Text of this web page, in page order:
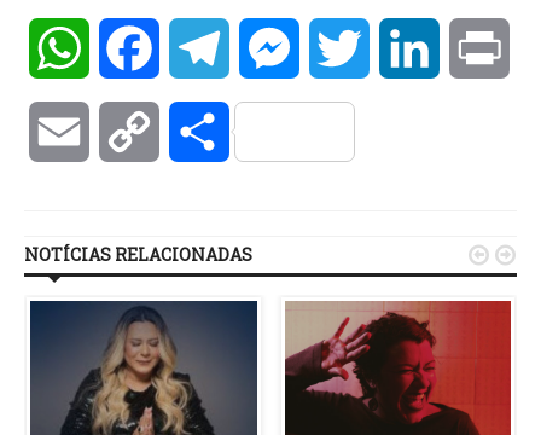
WhatsAppFacebookTelegramMessengerTwitter LinkedIn
Email Copy Compartilhar
NOTÍCIAS RELACIONADAS  